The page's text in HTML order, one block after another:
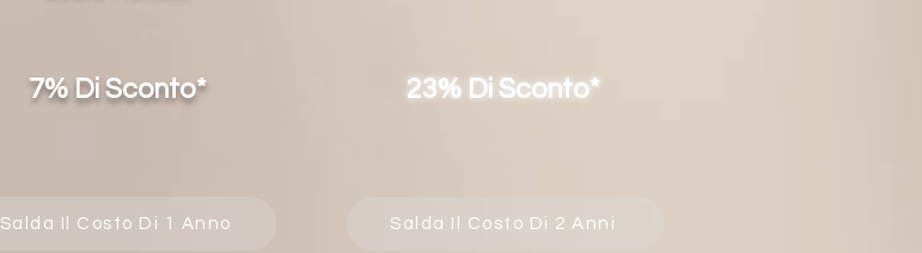
7% Di Sconto*
Salda Il Costo Di 1 Anno
23% Di Sconto*
Salda Il Costo Di 2 Anni